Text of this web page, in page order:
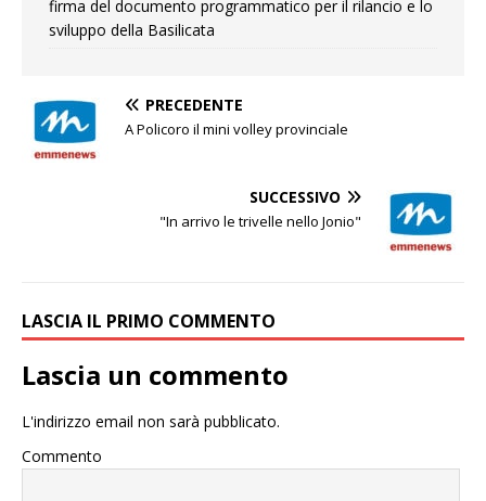
firma del documento programmatico per il rilancio e lo
sviluppo della Basilicata
PRECEDENTE
A Policoro il mini volley provinciale
SUCCESSIVO
"In arrivo le trivelle nello Jonio"
LASCIA IL PRIMO COMMENTO
Lascia un commento
L'indirizzo email non sarà pubblicato.
Commento